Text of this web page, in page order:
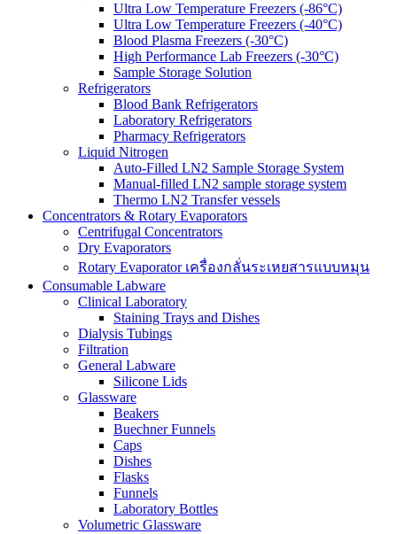
Ultra Low Temperature Freezers (-86°C)
Ultra Low Temperature Freezers (-40°C)
Blood Plasma Freezers (-30°C)
High Performance Lab Freezers (-30°C)
Sample Storage Solution
Refrigerators
Blood Bank Refrigerators
Laboratory Refrigerators
Pharmacy Refrigerators
Liquid Nitrogen
Auto-Filled LN2 Sample Storage System
Manual-filled LN2 sample storage system
Thermo LN2 Transfer vessels
Concentrators & Rotary Evaporators
Centrifugal Concentrators
Dry Evaporators
Rotary Evaporator เครื่องกลั่นระเหยสารแบบหมุน
Consumable Labware
Clinical Laboratory
Staining Trays and Dishes
Dialysis Tubings
Filtration
General Labware
Silicone Lids
Glassware
Beakers
Buechner Funnels
Caps
Dishes
Flasks
Funnels
Laboratory Bottles
Volumetric Glassware